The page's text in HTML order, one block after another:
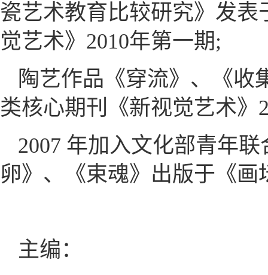
瓷艺术教育比较研究》发
觉艺术》2010年第一期;
陶艺作品《穿流》、《收
类核心期刊《新视觉艺术》
2007 年加入文化部青年
卵》、《束魂》出版于《画
主编：